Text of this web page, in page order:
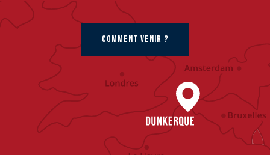
COMMENT VENIR ?